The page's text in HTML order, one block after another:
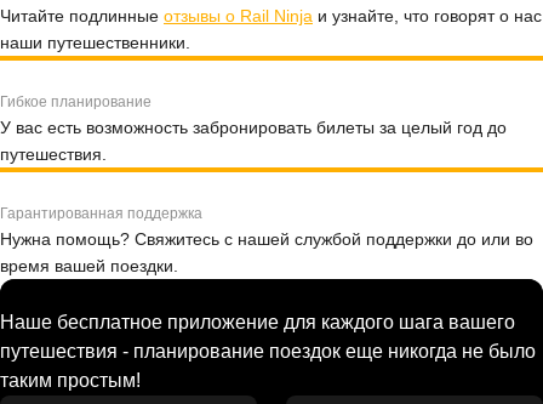
Читайте подлинные отзывы о Rail Ninja и узнайте, что говорят о нас
наши путешественники.
Гибкое планирование
У вас есть возможность забронировать билеты за целый год до
путешествия.
Гарантированная поддержка
Нужна помощь? Свяжитесь с нашей службой поддержки до или во
время вашей поездки.
Наше бесплатное приложение для каждого шага вашего
путешествия - планирование поездок еще никогда не было
таким простым!